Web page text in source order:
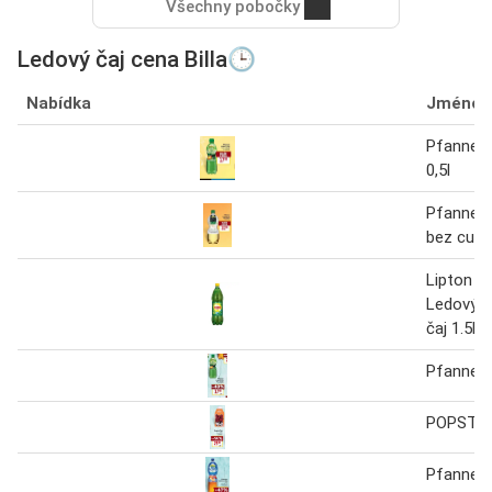
Všechny pobočky
Ledový čaj cena Billa🕒
Nabídka Jméno
Pfanner
0,5l
Pfanner
bez
Lipton
Ledový
čaj 1.5l
Pfanner
Pfanner